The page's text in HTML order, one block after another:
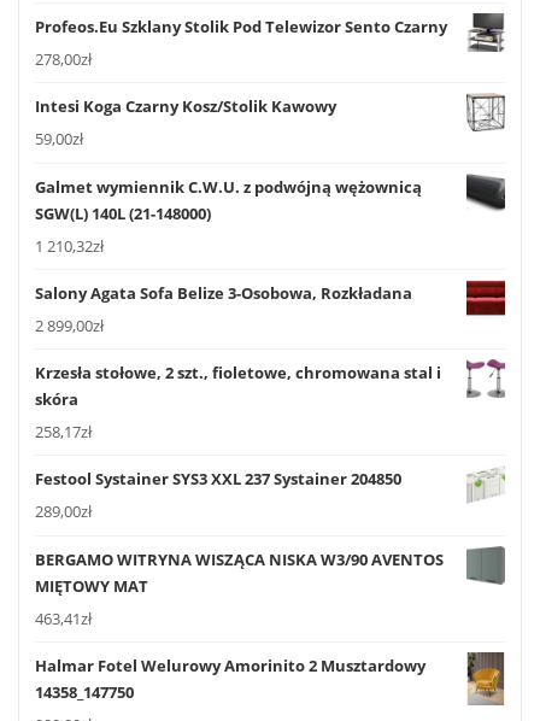
Profeos.Eu Szklany Stolik Pod Telewizor Sento Czarny
278,00zł
Intesi Koga Czarny Kosz/Stolik Kawowy
59,00zł
Galmet wymiennik C.W.U. z podwójną wężownicą
SGW(L) 140L (21-148000)
1 210,32zł
Salony Agata Sofa Belize 3-Osobowa, Rozkładana
2 899,00zł
Krzesła stołowe, 2 szt., fioletowe, chromowana stal i
skóra
258,17zł
Festool Systainer SYS3 XXL 237 Systainer 204850
289,00zł
BERGAMO WITRYNA WISZĄCA NISKA W3/90 AVENTOS
MIĘTOWY MAT
463,41zł
Halmar Fotel Welurowy Amorinito 2 Musztardowy
14358_147750